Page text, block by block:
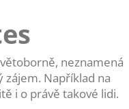
neznamená
zájem. Například na
i o právě takové lidi.